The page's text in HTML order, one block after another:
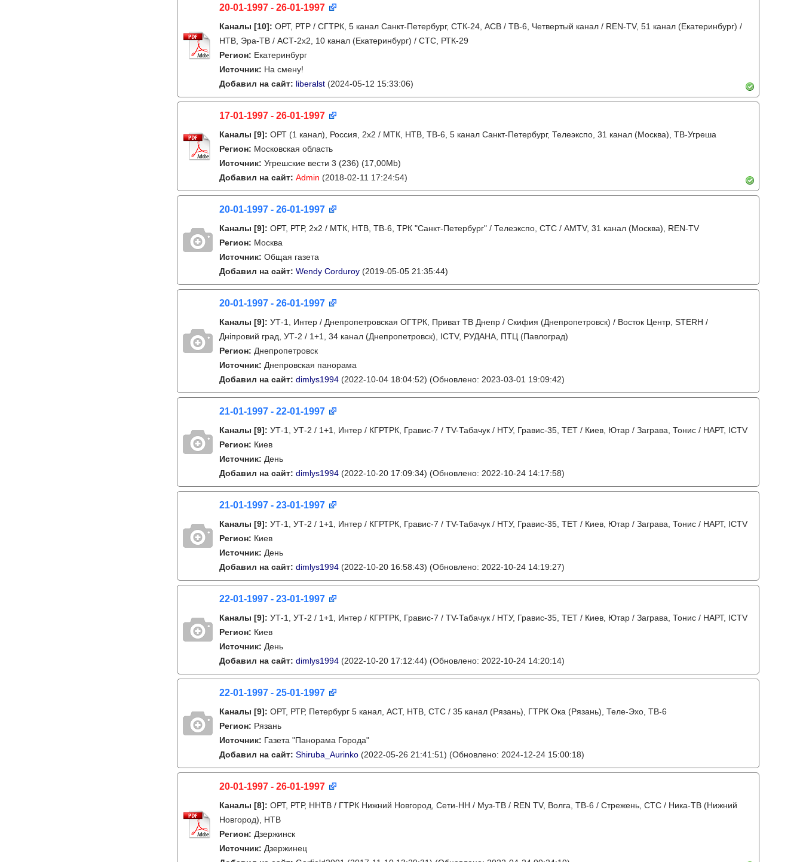
20-01-1997 - 26-01-1997
Каналы [10]: ОРТ, РТР / СГТРК, 5 канал Санкт-Петербург, СТК-24, АСВ / ТВ-6, Четвертый канал / REN-TV, 51 канал (Екатеринбург) /
НТВ, Эра-ТВ / АСТ-2х2, 10 канал (Екатеринбург) / СТС, РТК-29
Регион: Екатеринбург
Источник: На смену!
Добавил на сайт: liberalst (2024-05-12 15:33:06)
17-01-1997 - 26-01-1997
Каналы [9]: ОРТ (1 канал), Россия, 2x2 / МТК, НТВ, ТВ-6, 5 канал Санкт-Петербург, Телеэкспо, 31 канал (Москва), ТВ-Угреша
Регион: Московская область
Источник: Угрешские вести 3 (236) (17,00Mb)
Добавил на сайт: Admin (2018-02-11 17:24:54)
20-01-1997 - 26-01-1997
Каналы [9]: ОРТ, РТР, 2х2 / МТК, НТВ, ТВ-6, ТРК "Санкт-Петербург" / Телеэкспо, СТС / AMTV, 31 канал (Москва), REN-TV
Регион: Москва
Источник: Общая газета
Добавил на сайт: Wendy Corduroy (2019-05-05 21:35:44)
20-01-1997 - 26-01-1997
Каналы [9]: УТ-1, Интер / Днепропетровская ОГТРК, Приват ТВ Днепр / Скифия (Днепропетровск) / Восток Центр, STERH /
Дніпровий град, УТ-2 / 1+1, 34 канал (Днепропетровск), ICTV, РУДАНА, ПТЦ (Павлоград)
Регион: Днепропетровск
Источник: Днепровская панорама
Добавил на сайт: dimlys1994 (2022-10-04 18:04:52) (Обновлено: 2023-03-01 19:09:42)
21-01-1997 - 22-01-1997
Каналы [9]: УТ-1, УТ-2 / 1+1, Интер / КГРТРК, Гравис-7 / TV-Табачук / НТУ, Гравис-35, ТЕТ / Киев, Ютар / Заграва, Тонис / НАРТ, ICTV
Регион: Киев
Источник: День
Добавил на сайт: dimlys1994 (2022-10-20 17:09:34) (Обновлено: 2022-10-24 14:17:58)
21-01-1997 - 23-01-1997
Каналы [9]: УТ-1, УТ-2 / 1+1, Интер / КГРТРК, Гравис-7 / TV-Табачук / НТУ, Гравис-35, ТЕТ / Киев, Ютар / Заграва, Тонис / НАРТ, ICTV
Регион: Киев
Источник: День
Добавил на сайт: dimlys1994 (2022-10-20 16:58:43) (Обновлено: 2022-10-24 14:19:27)
22-01-1997 - 23-01-1997
Каналы [9]: УТ-1, УТ-2 / 1+1, Интер / КГРТРК, Гравис-7 / TV-Табачук / НТУ, Гравис-35, ТЕТ / Киев, Ютар / Заграва, Тонис / НАРТ, ICTV
Регион: Киев
Источник: День
Добавил на сайт: dimlys1994 (2022-10-20 17:12:44) (Обновлено: 2022-10-24 14:20:14)
22-01-1997 - 25-01-1997
Каналы [9]: ОРТ, РТР, Петербург 5 канал, АСТ, НТВ, СТС / 35 канал (Рязань), ГТРК Ока (Рязань), Теле-Эхо, ТВ-6
Регион: Рязань
Источник: Газета "Панорама Города"
Добавил на сайт: Shiruba_Aurinko (2022-05-26 21:41:51) (Обновлено: 2024-12-24 15:00:18)
20-01-1997 - 26-01-1997
Каналы [8]: ОРТ, РТР, ННТВ / ГТРК Нижний Новгород, Сети-НН / Муз-ТВ / REN TV, Волга, ТВ-6 / Стрежень, СТС / Ника-ТВ (Нижний
Новгород), НТВ
Регион: Дзержинск
Источник: Дзержинец